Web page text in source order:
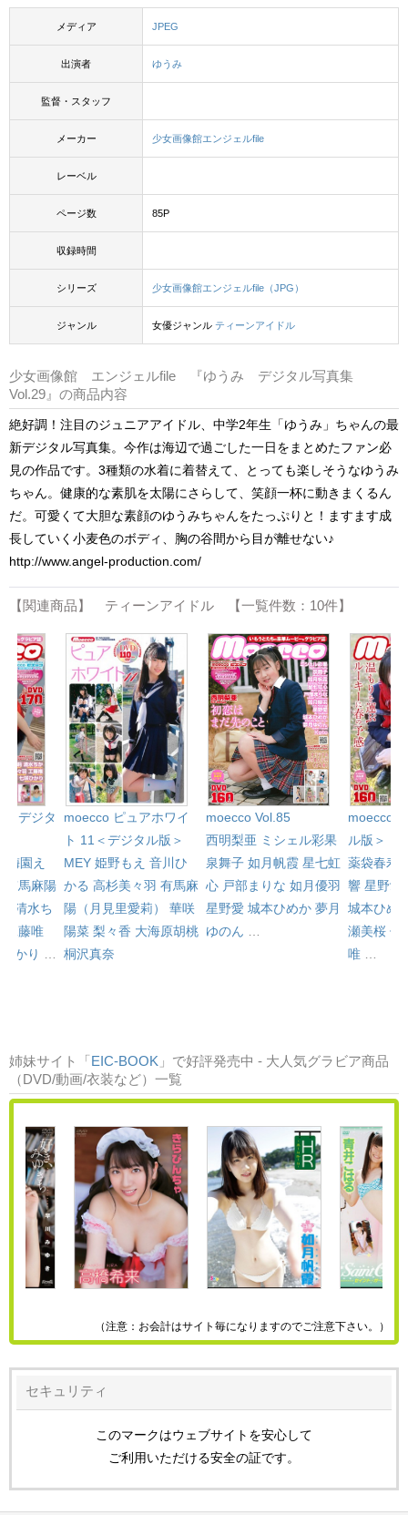
メディア JPEG
出演者 ゆうみ
監督・スタッフ
メーカー 少女画像館エンジェルfile
レーベル
ページ数 85P
収録時間
シリーズ 少女画像館エンジェルfile（JPG）
ジャンル 女優ジャンル ティーンアイドル
少女画像館 エンジェルfile 『ゆうみ デジタル写真集
Vol.29』の商品内容
絶好調！注目のジュニアアイドル、中学2年生「ゆうみ」ちゃんの最
新デジタル写真集。今作は海辺で過ごした一日をまとめたファン必
見の作品です。3種類の水着に着替えて、とっても楽しそうなゆうみ
ちゃん。健康的な素肌を太陽にさらして、笑顔一杯に動きまくるん
だ。可愛くて大胆な素顔のゆうみちゃんをたっぷりと！ますます成
長していく小麦色のボディ、胸の谷間から目が離せない♪
http://www.angel-production.com/
【関連商品】 ティーンアイドル 【一覧件数：10件】
＜デジタ
梅園え
有馬麻陽
清水ち
工藤唯
かり
moecco ピュアホワイ
ト 11＜デジタル版＞
MEY 姫野もえ 音川ひ
かる 高杉美々羽 有馬麻
陽（月見里愛莉）
華咲
陽菜 梨々香 大海原胡桃
桐沢真奈
moecco Vol.85
西明梨亜 ミシェル彩果
泉舞子 如月帆霞 星七虹
心 戸部まりな 如月優羽
星野愛 城本ひめか 夢月
ゆのん
moecco
ル版＞
薬袋春寿
響 星野愛
城本ひめ
瀬美桜 佐
唯
姉妹サイト「EIC-BOOK 」で好評発売中 - 大人気グラビア商品
（DVD/動画/衣装など）一覧
（注意：お会計はサイト毎になりますのでご注意下さい。）
セキュリティ
このマークはウェブサイトを安心して
ご利用いただける安全の証です。